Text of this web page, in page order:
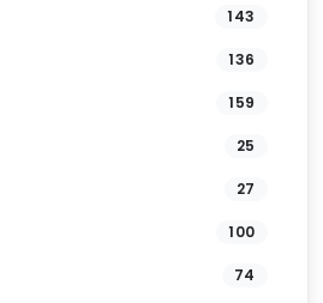
143
136
159
25
27
100
74